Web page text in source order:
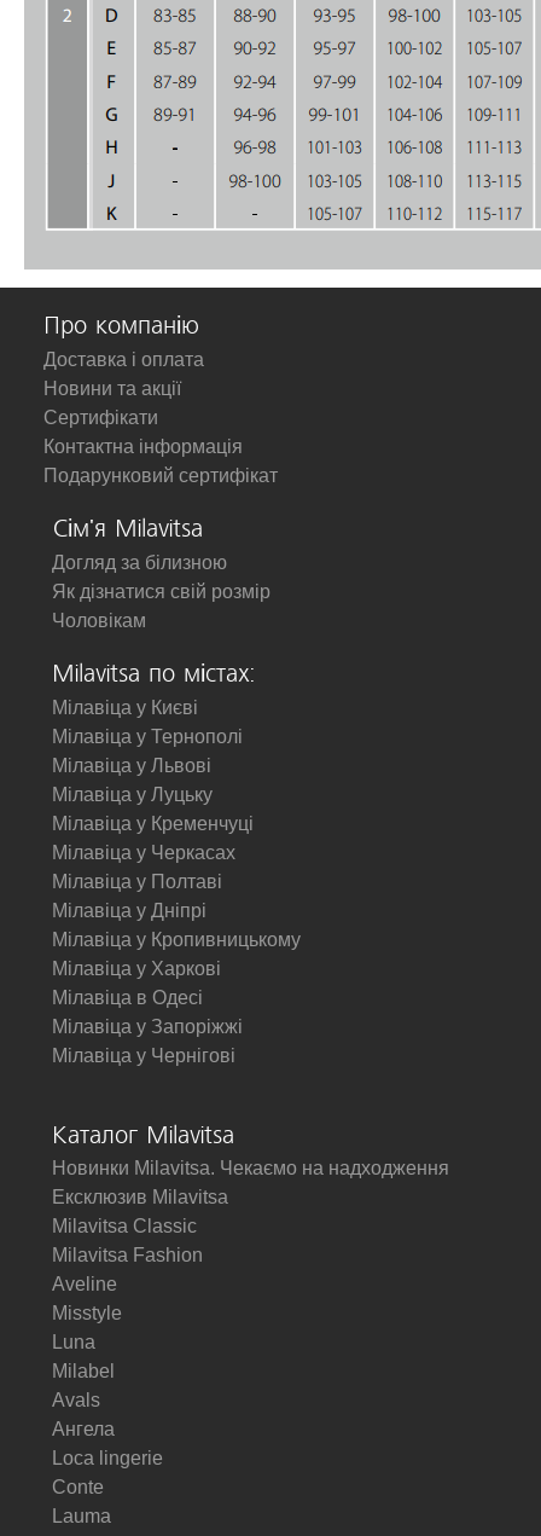
Про компанію
Доставка і оплата
Новини та акції
Сертифікати
Контактна інформація
Подарунковий сертифікат
Сім'я Milavitsa
Догляд за білизною
Як дізнатися свій розмір
Чоловікам
Milavitsa по містах:
Мілавіца у Києві
Мілавіца у Тернополі
Мілавіца у Львові
Мілавіца у Луцьку
Мілавіца у Кременчуці
Мілавіца у Черкасах
Мілавіца у Полтаві
Мілавіца у Дніпрі
Мілавіца у Кропивницькому
Мілавіца у Харкові
Мілавіца в Одесі
Мілавіца у Запоріжжі
Мілавіца у Чернігові
Каталог Milavitsa
Новинки Milavitsa. Чекаємо на надходження
Ексклюзив Milavitsa
Milavitsa Classic
Milavitsa Fashion
Aveline
Misstyle
Luna
Milabel
Avals
Ангела
Loca lingerie
Conte
Lauma